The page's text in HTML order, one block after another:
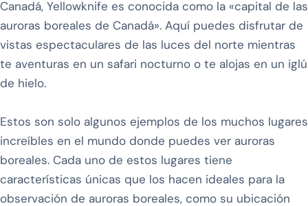
Canadá, Yellowknife es conocida como la «capital de las
auroras boreales de Canadá». Aquí puedes disfrutar de
vistas espectaculares de las luces del norte mientras
te aventuras en un safari nocturno o te alojas en un iglú
de hielo.
Estos son solo algunos ejemplos de los muchos lugares
increíbles en el mundo donde puedes ver auroras
boreales. Cada uno de estos lugares tiene
características únicas que los hacen ideales para la
observación de auroras boreales, como su ubicación